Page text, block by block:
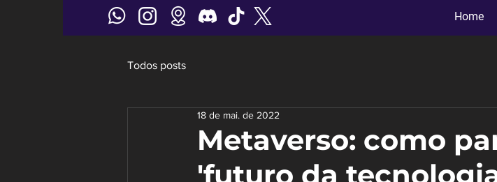
Home
Todos posts
Metaverso: como
'futuro da
18 de mai. de 2022